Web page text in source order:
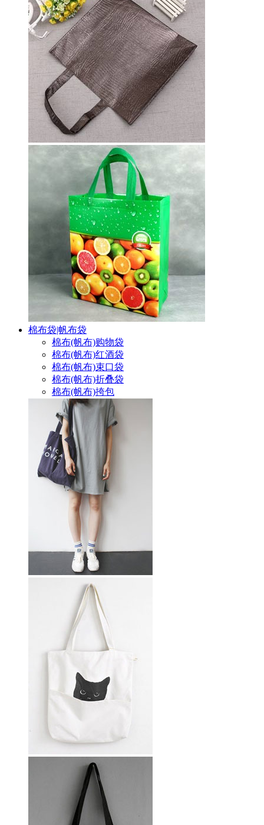
棉布袋|帆布袋
棉布(帆布)购物袋
棉布(帆布)红酒袋
棉布(帆布)束口袋
棉布(帆布)折叠袋
棉布(帆布)挎包